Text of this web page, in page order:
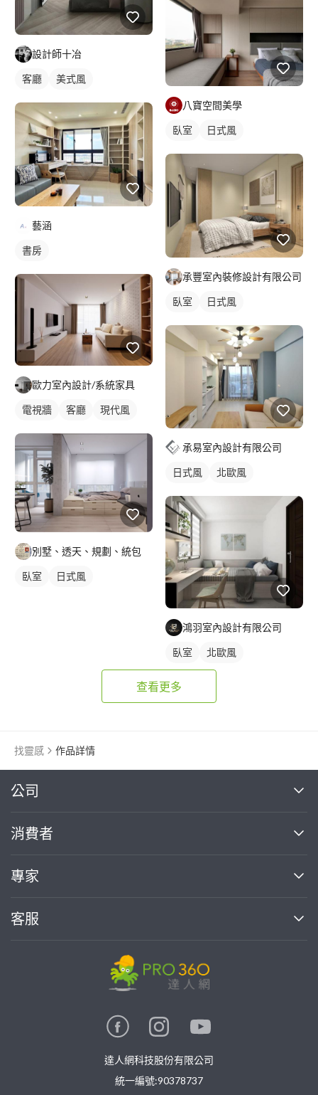
設計師十冶
客廳 美式風
藝涵
書房
歐力室內設計/系統家具
電視牆 客廳 現代風
別墅、透天、規劃、統包
臥室 日式風
八寶空間美學
臥室 日式風
承豐室內裝修設計有限公司
臥室 日式風
承易室內設計有限公司
日式風 北歐風
鴻羽室內設計有限公司
臥室 北歐風
查看更多
找靈感 作品詳情
公司
關於我們
部落格
加入我們
消費者
買服務
熱門服務
專家
案件中心
客服
達人網科技股份有限公司
統一編號:90378737
繼續完成